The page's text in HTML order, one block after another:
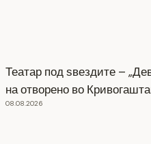
Театар под ѕвездите –
на отворено во
08.08.2026